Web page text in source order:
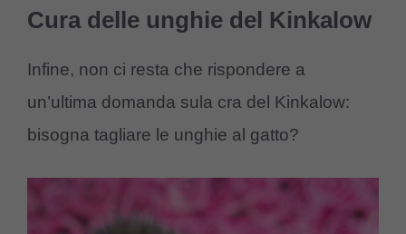
Cura delle unghie del Kinkalow
Infine, non ci resta che rispondere a
un’ultima domanda sula cra del Kinkalow:
bisogna tagliare le unghie al gatto?